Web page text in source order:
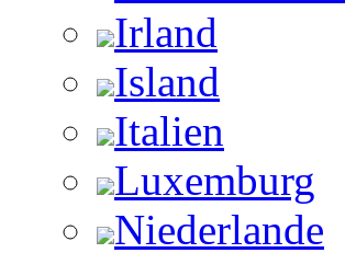
Irland
Island
Italien
Luxemburg
Niederlande